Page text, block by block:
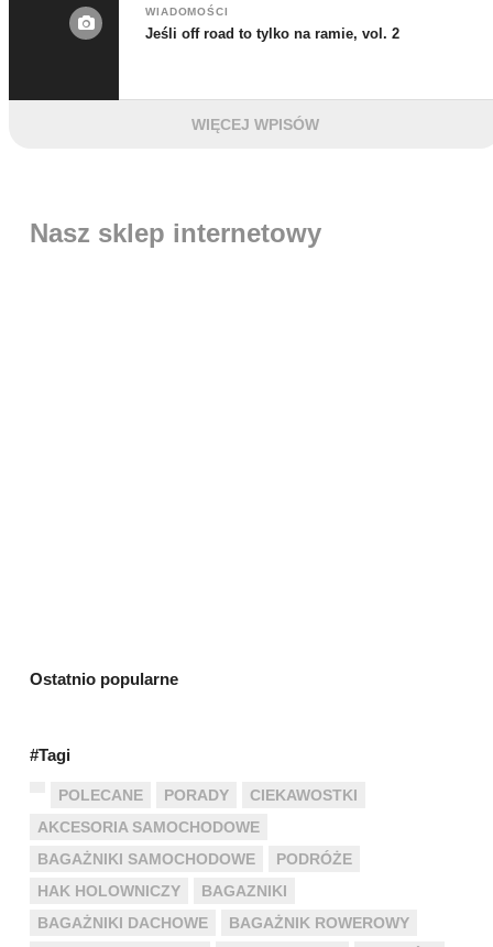
WIADOMOŚCI
Jeśli off road to tylko na ramie, vol. 2
WIĘCEJ WPISÓW
Nasz sklep internetowy
Ostatnio popularne
#Tagi
POLECANE PORADY
CIEKAWOSTKI
AKCESORIA SAMOCHODOWE
BAGAŻNIKI SAMOCHODOWE
PODRÓŻE
HAK HOLOWNICZY
BAGAZNIKI
BAGAŻNIKI DACHOWE
BAGAŻNIK ROWEROWY